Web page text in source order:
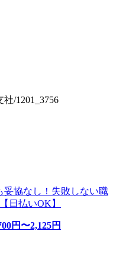
/1201_3756
妥協なし！失敗しない職
日払いOK】
円〜2,125円